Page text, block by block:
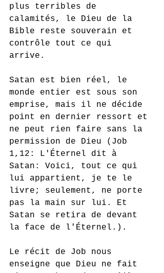
plus terribles de
calamités, le Dieu de la
Bible reste souverain et
contrôle tout ce qui
arrive.
Satan est bien réel, le
monde entier est sous son
emprise, mais il ne décide
point en dernier ressort et
ne peut rien faire sans la
permission de Dieu (Job
1,12: L'Éternel dit à
Satan: Voici, tout ce qui
lui appartient, je te le
livre; seulement, ne porte
pas la main sur lui. Et
Satan se retira de devant
la face de l'Éternel.).
Le récit de Job nous
enseigne que Dieu ne fait